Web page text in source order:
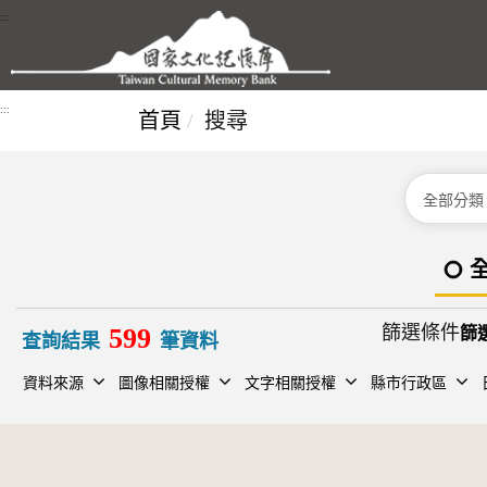
跳到主要內容區塊
:::
::: 首頁 搜尋
分類
查詢結果 599 筆資料 篩選條件
資料來源 圖像相關授權 文字相關授權 縣市行政區